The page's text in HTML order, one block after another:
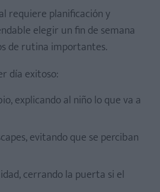
requiere planificación y
elegir un fin de semana
de rutina importantes.
día exitoso:
explicando al niño lo que va a
evitando que se perciban
cerrando la puerta si el